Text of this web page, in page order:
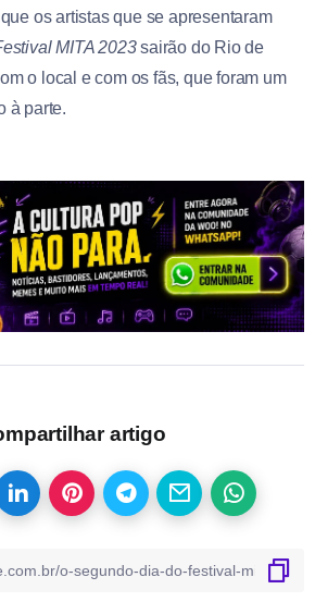
os artistas que se apresentaram
MITA 2023sairão do Rio de
o local e com os fãs, que foram um
à parte.
artigo